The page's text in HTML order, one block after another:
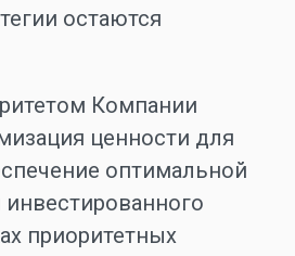
остаются
Компании
ценности для
оптимальной
приоритетных